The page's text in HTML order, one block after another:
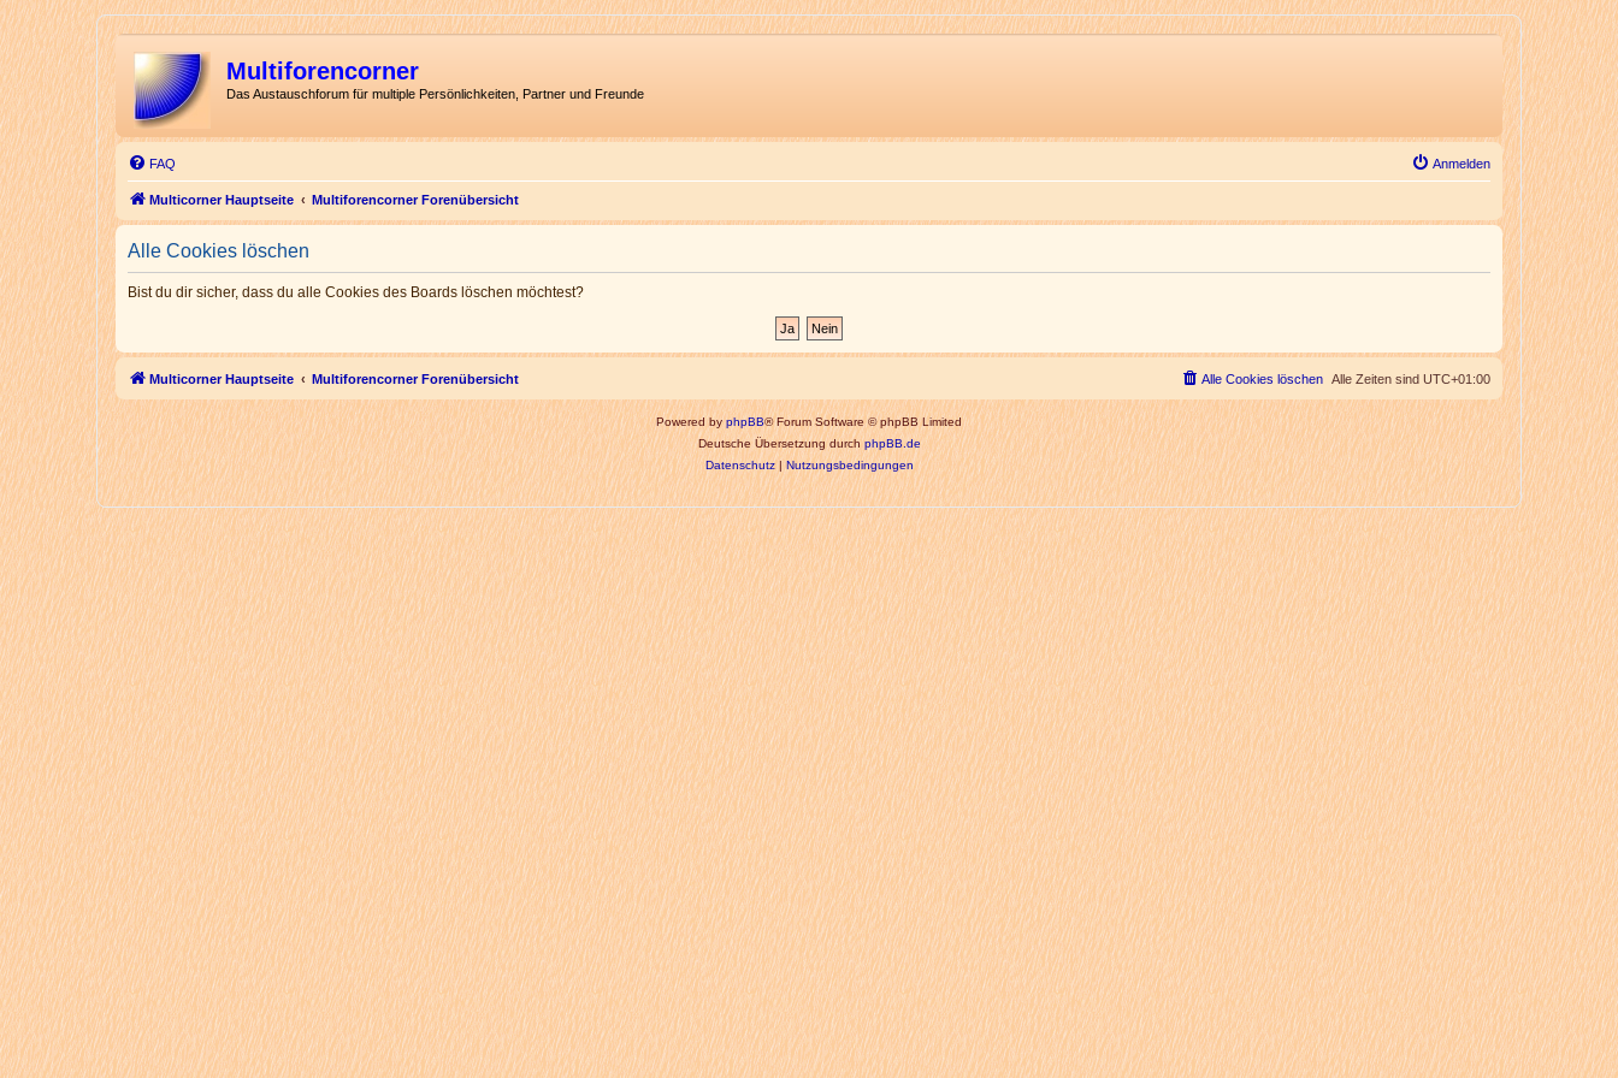
Multiforencorner
Das Austauschforum für multiple Persönlichkeiten, Partner und Freunde
FAQ Anmelden
Multicorner Hauptseite Multiforencorner Forenübersicht
Alle Cookies löschen
Bist du dir sicher, dass du alle Cookies des Boards löschen möchtest?
Multicorner Hauptseite Multiforencorner Forenübersicht Alle Zeiten sind UTC+01:00
Alle Cookies löschen
Powered byphpBB® Forum Software © phpBB Limited
Deutsche Übersetzung durchphpBB.de
Datenschutz|Nutzungsbedingungen